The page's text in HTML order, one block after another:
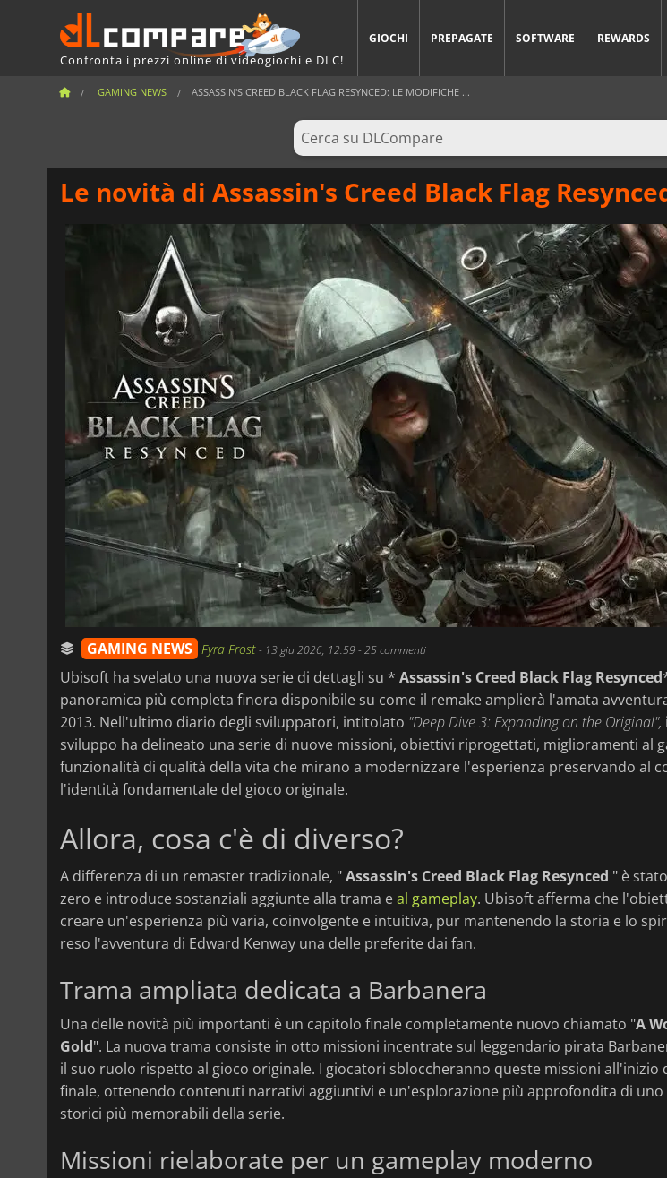
Confronta i prezzi online di videogiochi e DLC!
GIOCHI PREPAGATE SOFTWARE REWARDS
GAMING NEWS ASSASSIN'S CREED BLACK FLAG RESYNCED: LE MODIFICHE ...
Le novità di Assassin's Creed Black Flag
GAMING NEWS Fyra Frost- 13 giu 2026, 12:59- 25 commenti
Ubisoft ha svelato una nuova serie di dettagli su * Assassin's Creed Black Flag Resynced
panoramica più completa finora disponibile su come il remake amplierà l'amata
2013. Nell'ultimo diario degli sviluppatori, intitolato "Deep Dive 3: Expanding on the Original",
sviluppo ha delineato una serie di nuove missioni, obiettivi riprogettati, miglioramenti al
funzionalità di qualità della vita che mirano a modernizzare l'esperienza preservando al
l'identità fondamentale del gioco originale.
Allora, cosa c'è di diverso?
A differenza di un remaster tradizionale, "Assassin's Creed Black Flag Resynced " è
zero e introduce sostanziali aggiunte alla trama eal gameplay. Ubisoft afferma che
creare un'esperienza più varia, coinvolgente e intuitiva, pur mantenendo la storia e lo
reso l'avventura di Edward Kenway una delle preferite dai fan.
Trama ampliata dedicata a Barbanera
Una delle novità più importanti è un capitolo finale completamente nuovo chiamato "A
Gold". La nuova trama consiste in otto missioni incentrate sul leggendario pirata
il suo ruolo rispetto al gioco originale. I giocatori sbloccheranno queste missioni all'inizio
finale, ottenendo contenuti narrativi aggiuntivi e un'esplorazione più approfondita di uno
storici più memorabili della serie.
Missioni rielaborate per un gameplay moderno